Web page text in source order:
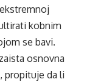
kobnim
se bavi.
osnovna
propituje da li